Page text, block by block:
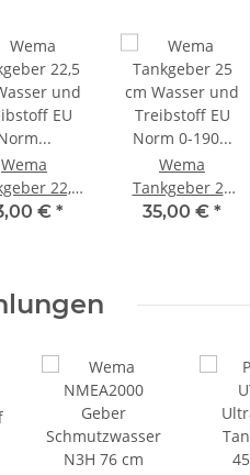
Wema
22,5
und
323103
€ *
Wema
Tankgeber 25
cm Wasser und
21347250/323104
35,00 € *